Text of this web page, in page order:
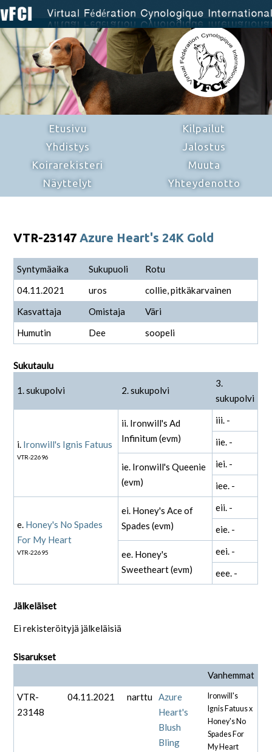
Etusivu
Yhdistys
Koirarekisteri
Näyttelyt
Kilpailut
Jalostus
Muuta
Yhteydenotto
VTR-23147Azure Heart's 24K Gold
Syntymäaika Sukupuoli
Rotu
04.11.2021
uros
collie, pitkäkarvainen
Kasvattaja
Omistaja
Väri
Humutin
Dee soopeli
Sukutaulu
1. sukupolvi 2. sukupolvi
3.
sukupolvi
i. Ironwill's Ignis Fatuus
VTR-22696
ii. Ironwill's Ad
Infinitum (evm)
iii. -
iie. -
ie. Ironwill's Queenie
(evm)
iei. -
iee. -
e. Honey's No Spades
For My Heart
VTR-22695
ei. Honey's Ace of
Spades (evm)
eii. -
eie. -
ee. Honey's
Sweetheart (evm)
eei. -
eee. -
Jälkeläiset
Ei rekisteröityjä jälkeläisiä
Sisarukset
Vanhemmat
VTR-
23148
04.11.2021 narttu Azure
Heart's
Blush
Bling
Ironwill's
Ignis Fatuus x
Honey's No
Spades For
My Heart